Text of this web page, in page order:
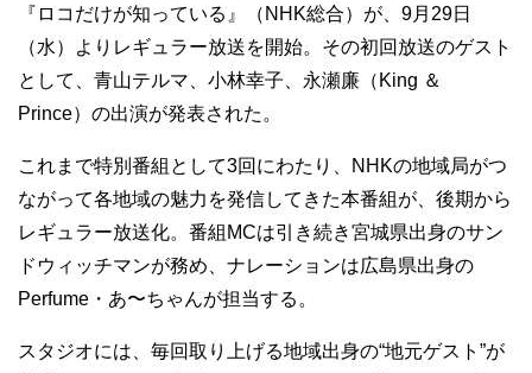
『ロコだけが知っている』（NHK総合）が、9月29日
（水）よりレギュラー放送を開始。その初回放送のゲスト
として、青山テルマ、小林幸子、永瀬廉（King ＆
Prince）の出演が発表された。
これまで特別番組として3回にわたり、NHKの地域局がつ
ながって各地域の魅力を発信してきた本番組が、後期から
レギュラー放送化。番組MCは引き続き宮城県出身のサン
ドウィッチマンが務め、ナレーションは広島県出身の
Perfume・あ〜ちゃんが担当する。
スタジオには、毎回取り上げる地域出身の“地元ゲスト”が